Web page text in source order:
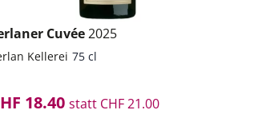
Cuvée2025
Kellerei 75 cl
18.40 statt CHF 21.00